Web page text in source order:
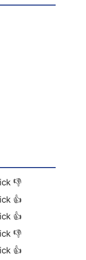
👎
👍
👍
👎
👍